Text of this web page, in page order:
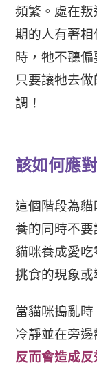
頻繁。處在
期的人有著相
時，牠不聽偏
只要讓牠去
調！
該如何應
這個階段為
養的同時不
貓咪養成愛
挑食的現象或
當貓咪搗亂
冷靜並在旁
反而會造成反